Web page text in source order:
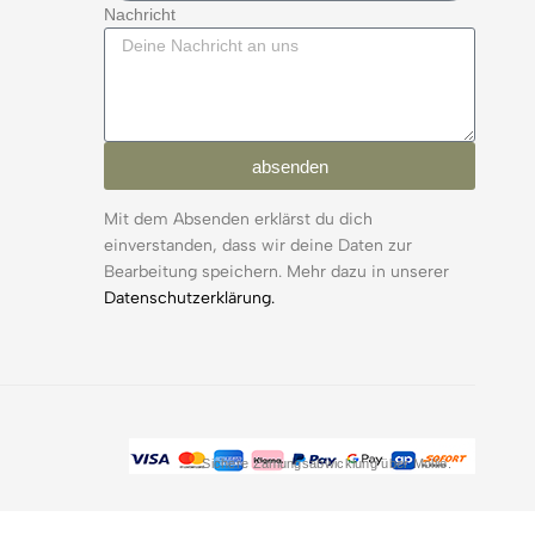
Nachricht
absenden
Mit dem Absenden erklärst du dich
einverstanden, dass wir deine Daten zur
Bearbeitung speichern. Mehr dazu in unserer
Datenschutzerklärung.
Sichere Zahlungsabwicklung über Mollie.